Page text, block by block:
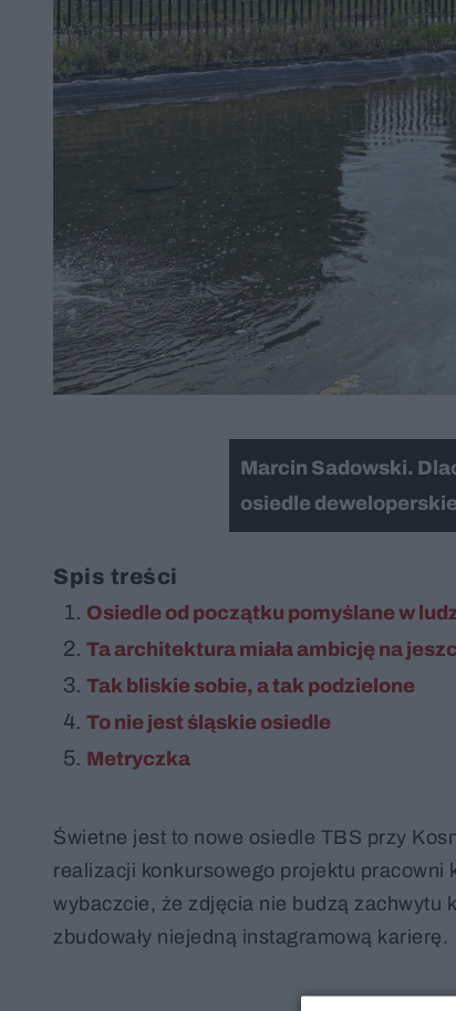
Marcin Sadowski.
osiedle
Spis treści
Osiedle od początku pomyślane w
Ta architektura miała ambicję na
Tak bliskie sobie, a tak podzielone
To nie jest śląskie osiedle
Metryczka
Świetne jest to nowe osiedle TBS przy
realizacji konkursowego projektu pracowni
wybaczcie, że zdjęcia nie budzą zachwytu
zbudowały niejedną instagramową karierę.